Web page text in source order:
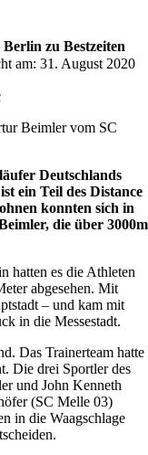
zu Bestzeiten
am: 31. August 2020
Beimler vom SC
Deutschlands
ein Teil des Distance
konnten sich in
die über 3000m
hatten es die Athleten
abgesehen. Mit
– und kam mit
in die Messestadt.
Das Trainerteam hatte
Die drei Sportler des
und John Kenneth
(SC Melle 03)
in die Waagschlage